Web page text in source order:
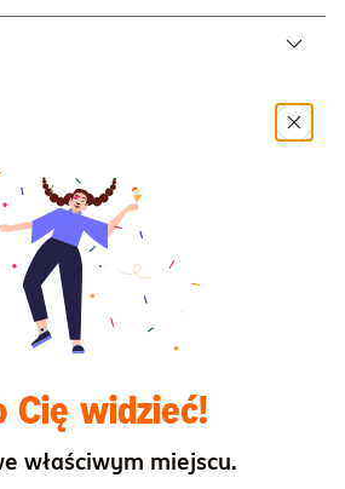
kluczowe informacje ING
w przeszłości przez subfundusz
dotyczące wyników
Cię widzieć!
właściwym miejscu.